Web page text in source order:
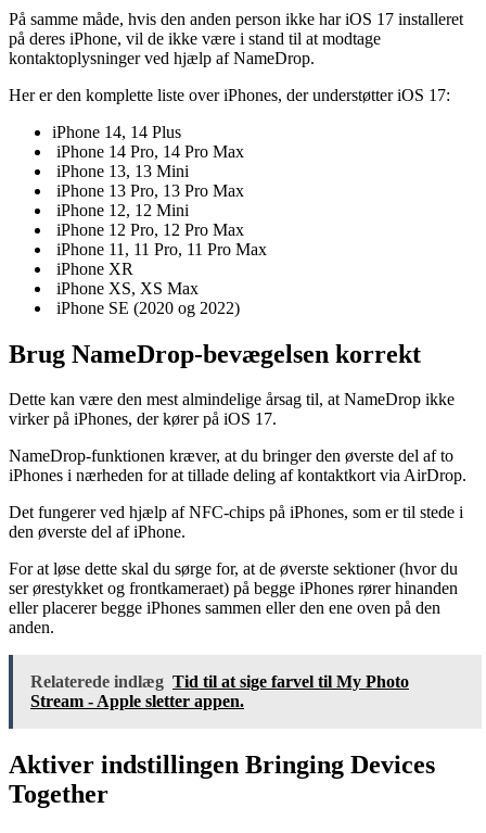
På samme måde, hvis den anden person ikke har iOS 17 installeret
på deres iPhone, vil de ikke være i stand til at modtage
kontaktoplysninger ved hjælp af NameDrop.
Her er den komplette liste over iPhones, der understøtter iOS 17:
iPhone 14, 14 Plus
iPhone 14 Pro, 14 Pro Max
iPhone 13, 13 Mini
iPhone 13 Pro, 13 Pro Max
iPhone 12, 12 Mini
iPhone 12 Pro, 12 Pro Max
iPhone 11, 11 Pro, 11 Pro Max
iPhone XR
iPhone XS, XS Max
iPhone SE (2020 og 2022)
Brug NameDrop-bevægelsen korrekt
Dette kan være den mest almindelige årsag til, at NameDrop ikke
virker på iPhones, der kører på iOS 17.
NameDrop-funktionen kræver, at du bringer den øverste del af to
iPhones i nærheden for at tillade deling af kontaktkort via AirDrop.
Det fungerer ved hjælp af NFC-chips på iPhones, som er til stede i
den øverste del af iPhone.
For at løse dette skal du sørge for, at de øverste sektioner (hvor du
ser ørestykket og frontkameraet) på begge iPhones rører hinanden
eller placerer begge iPhones sammen eller den ene oven på den
anden.
Relaterede indlæg Tid til at sige farvel til My Photo
Stream - Apple sletter appen.
Aktiver indstillingen Bringing Devices
Together